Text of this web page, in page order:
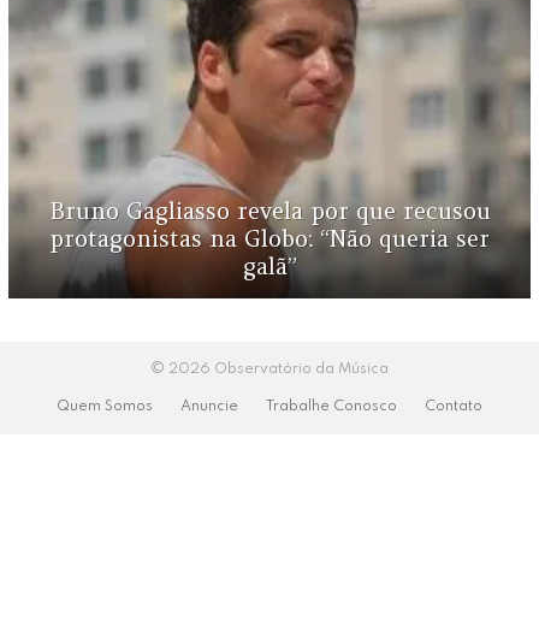
Bruno Gagliasso revela por que recusou
protagonistas na Globo: “Não queria ser
galã”
© 2026 Observatório da Música
Quem Somos Anuncie Trabalhe Conosco Contato